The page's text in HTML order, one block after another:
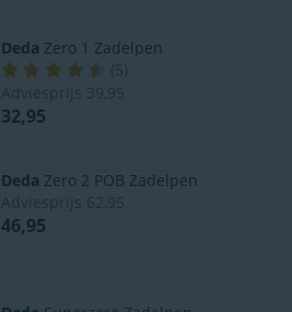
Deda Zero 1 Zadelpen
( 5
Adviesprijs
39,95
32,95
Deda Zero 2 POB Zadelpen
Adviesprijs 62,95
46,95